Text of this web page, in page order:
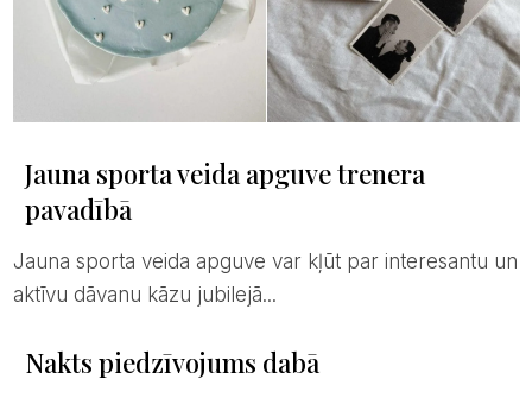
Jauna sporta veida apguve trenera
pavadībā
Jauna sporta veida apguve var kļūt par interesantu un
aktīvu dāvanu kāzu jubilejā...
Nakts piedzīvojums dabā